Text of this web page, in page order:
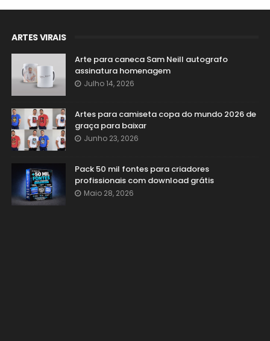
ARTES VIRAIS
Arte para caneca Sam Neill autografo
assinatura homenagem
Julho 14, 2026
Artes para camiseta copa do mundo 2026 de
graça para baixar
Junho 23, 2026
Pack 50 mil fontes para criadores
profissionais com download grátis
Maio 28, 2026